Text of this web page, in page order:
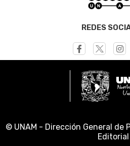
REDES
© UNAM - Dirección General de
Editorial